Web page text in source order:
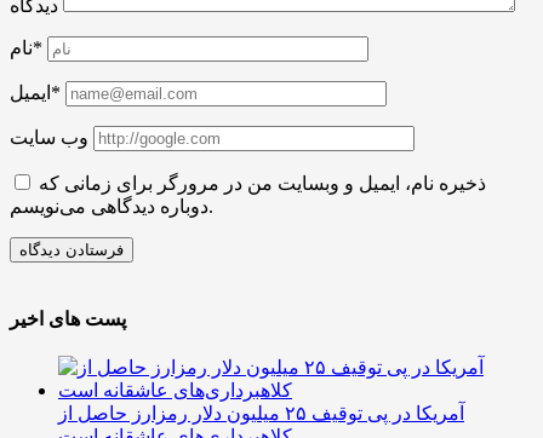
دیدگاه
نام*
ایمیل*
وب سایت
ذخیره نام، ایمیل و وبسایت من در مرورگر برای زمانی که
دوباره دیدگاهی می‌نویسم.
پست های اخیر
آمریکا در پی توقیف ۲۵ میلیون دلار رمزارز حاصل از